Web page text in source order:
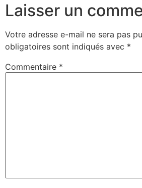
Laisser un
Votre adresse e-mail ne sera pas
obligatoires sont indiqués avec *
Commentaire *